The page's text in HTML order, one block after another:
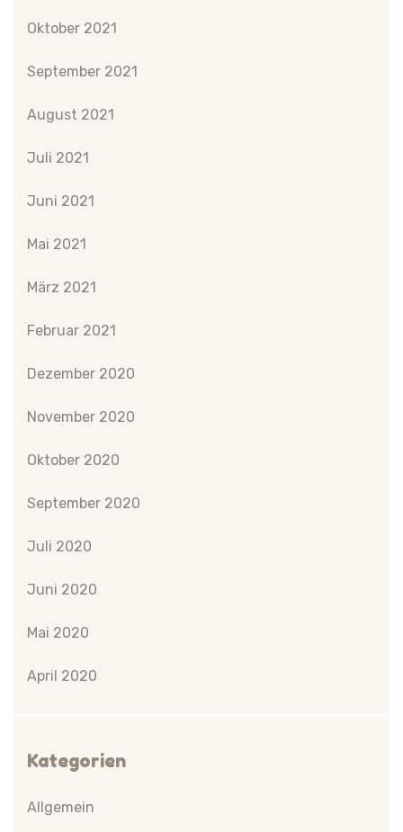
Oktober 2021
September 2021
August 2021
Juli 2021
Juni 2021
Mai 2021
März 2021
Februar 2021
Dezember 2020
November 2020
Oktober 2020
September 2020
Juli 2020
Juni 2020
Mai 2020
April 2020
Kategorien
Allgemein